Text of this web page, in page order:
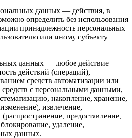
данных — действия, в
определить без использования
принадлежность персональных
или иному субъекту
данных — любое действие
действий (операций),
средств автоматизации или
средств с персональными данными,
накопление, хранение,
извлечение,
предоставление,
удаление,
данных.